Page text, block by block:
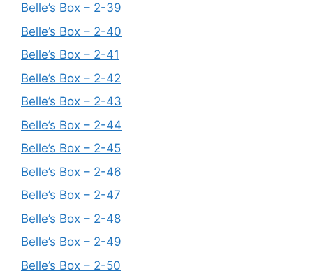
Belle’s Box – 2-39
Belle’s Box – 2-40
Belle’s Box – 2-41
Belle’s Box – 2-42
Belle’s Box – 2-43
Belle’s Box – 2-44
Belle’s Box – 2-45
Belle’s Box – 2-46
Belle’s Box – 2-47
Belle’s Box – 2-48
Belle’s Box – 2-49
Belle’s Box – 2-50